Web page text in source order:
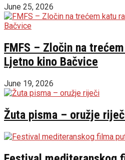
June 25, 2026
FMFS – Zločin na
Ljetno kino Bačvice
June 19, 2026
Žuta pisma – oružje